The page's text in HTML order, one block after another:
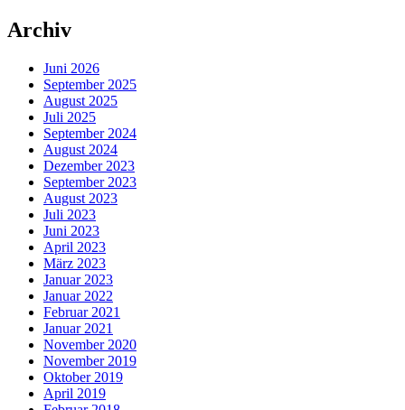
Archiv
Juni 2026
September 2025
August 2025
Juli 2025
September 2024
August 2024
Dezember 2023
September 2023
August 2023
Juli 2023
Juni 2023
April 2023
März 2023
Januar 2023
Januar 2022
Februar 2021
Januar 2021
November 2020
November 2019
Oktober 2019
April 2019